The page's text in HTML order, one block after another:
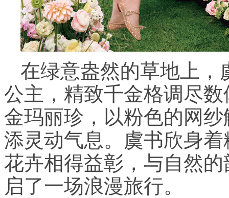
在绿意盎然的草地上，
公主，精致千金格调尽
金玛丽珍，以粉色的网
添灵动气息。虞书欣身
花卉相得益彰，与自然
启了一场浪漫旅行。